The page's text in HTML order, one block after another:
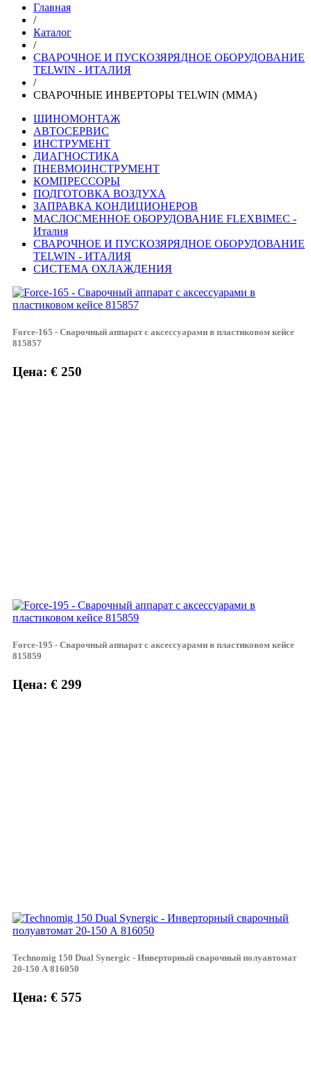
Главная
/
Каталог
/
СВАРОЧНОЕ И ПУСКОЗЯРЯДНОЕ ОБОРУДОВАНИЕ
TELWIN - ИТАЛИЯ
/
СВАРОЧНЫЕ ИНВЕРТОРЫ TELWIN (MMA)
ШИНОМОНТАЖ
АВТОСЕРВИС
ИНСТРУМЕНТ
ДИАГНОСТИКА
ПНЕВМОИНСТРУМЕНТ
КОМПРЕССОРЫ
ПОДГОТОВКА ВОЗДУХА
ЗАПРАВКА КОНДИЦИОНЕРОВ
МАСЛОСМЕННОЕ ОБОРУДОВАНИЕ FLEXBIMEC -
Италия
СВАРОЧНОЕ И ПУСКОЗЯРЯДНОЕ ОБОРУДОВАНИЕ
TELWIN - ИТАЛИЯ
СИСТЕМА ОХЛАЖДЕНИЯ
Force-165 - Сварочный аппарат с аксессуарами в пластиковом кейсе
815857
Цена: € 250
Force-195 - Сварочный аппарат с аксессуарами в пластиковом кейсе
815859
Цена: € 299
Technomig 150 Dual Synergic - Инверторный сварочный полуавтомат
20-150 А 816050
Цена: € 575